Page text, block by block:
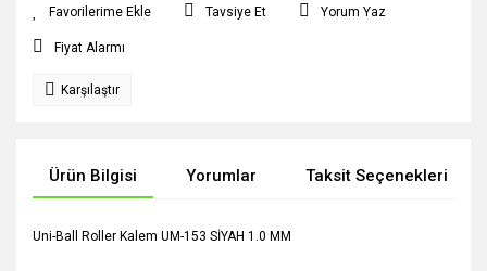
Tavsiye Et Yorum Yaz
Fiyat Alarmı
Karşılaştır
Ürün Bilgisi Yorumlar Taksit Seçenekleri
Uni-Ball Roller Kalem UM-153 SİYAH 1.0 MM